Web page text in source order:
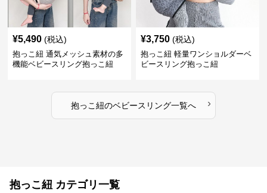
¥5,490 (税込)
抱っこ紐 通気メッシュ素材の多
機能ベビースリング抱っこ紐
¥3,750 (税込)
抱っこ紐 軽量ワンショルダーベ
ビースリング抱っこ紐
抱っこ紐のベビースリング一覧へ ›
抱っこ紐 カテゴリ一覧